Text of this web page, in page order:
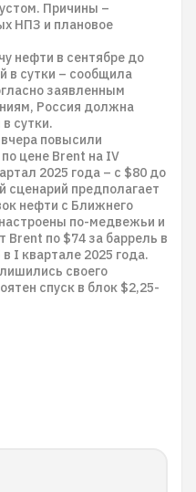
Причины –
НПЗ и плановое
нефти в сентябре до
в сутки – сообщила
заявленным
Россия должна
сутки.
повысили
цене Brent на IV
2025 года – с $80 до
сценарий предполагает
нефти с Ближнего
по-медвежьи и
Brent по $74 за баррель в
I квартале 2025 года.
своего
спуск в блок $2,25-